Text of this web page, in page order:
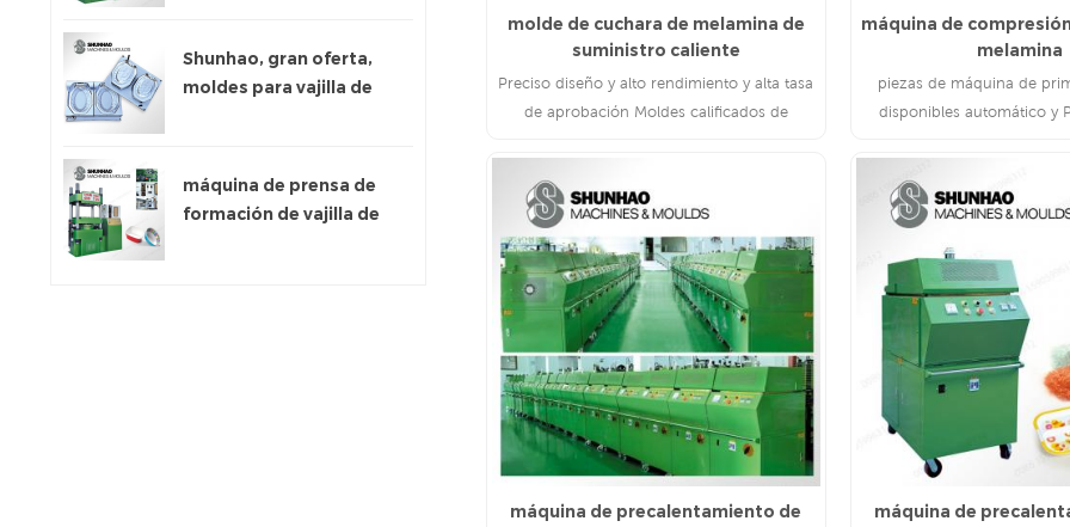
Shunhao, gran oferta,
moldes para vajilla de
máquina de prensa de
formación de vajilla de
molde de cuchara de melamina de
suministro caliente
Preciso diseño y alto rendimiento y alta tasa
de aprobación Moldes calificados de
LEE MAS
máquina de
melamina
piezas de máquina de
disponibles automático y
máquina de precalentamiento de
máquina de